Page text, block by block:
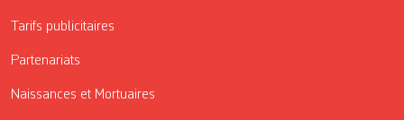
Tarifs publicitaires
Partenariats
Naissances et Mortuaires